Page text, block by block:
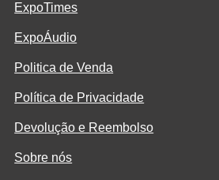
ExpoTimes
ExpoÁudio
Politica de Venda
Política de Privacidade
Devolução e Reembolso
Sobre nós